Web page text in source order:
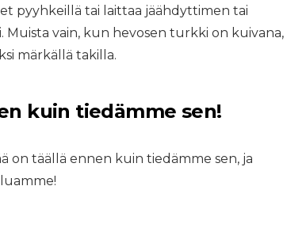
pyyhkeillä tai laittaa jäähdyttimen tai
Muista vain, kun hevosen turkki on kuivana,
märkällä takilla.
kuin tiedämme sen!
on täällä ennen kuin tiedämme sen, ja